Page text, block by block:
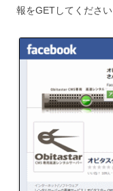
報をGETしてください